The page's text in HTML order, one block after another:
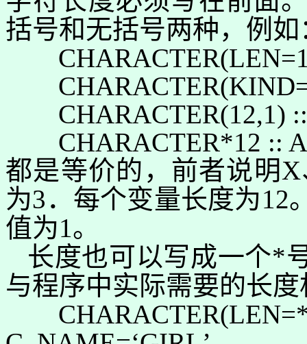
括号和无括号两种，例如
CHARACTER(
CHARACTER(
CHARACTER(12,1)
CHARACTER*12 ::
都是等价的，前者说明X
为3 ．每个变量长度为12
值为1。
长度也可以写成一个*
与程序中实际需要的长